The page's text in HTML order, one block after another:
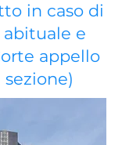
in caso di
e
appello
sezione)